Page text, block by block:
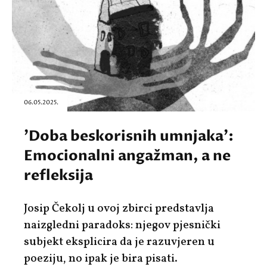
06.05.2025.
'Doba beskorisnih umnjaka':
Emocionalni angažman, a ne
refleksija
Josip Čekolj u ovoj zbirci predstavlja
naizgledni paradoks: njegov pjesnički
subjekt eksplicira da je razuvjeren u
poeziju, no ipak je bira pisati.